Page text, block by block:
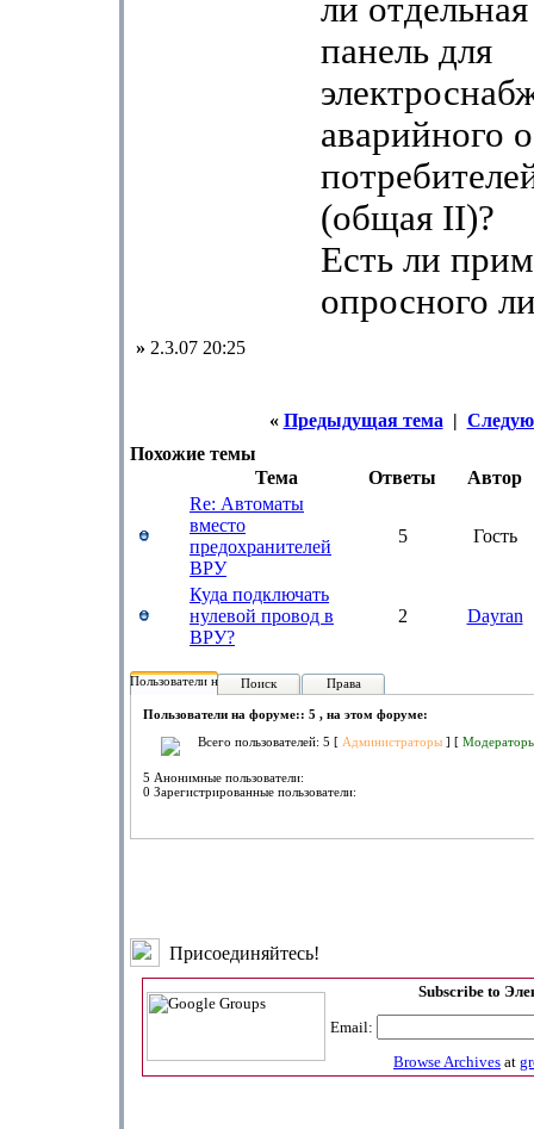
ли
панель для
аварийного
(общая II)?
Есть ли
опросного
» 2.3.07 20:25
« Предыдущая тема |
Похожие темы
Тема
Ответы
Автор
Re: Автоматы
вместо
предохранителей
ВРУ
5 Гость
Куда подключать
нулевой провод в
ВРУ?
2 Dayran
Пользователи на форуме:
Поиск Права
Пользователи на форуме:: 5 , на этом форуме:
Всего пользователей: 5 [ Администраторы ] [
5 Анонимные пользователи:
0 Зарегистрированные пользователи:
Присоединяйтесь!
Subscribe to
Email:
Browse Archives at